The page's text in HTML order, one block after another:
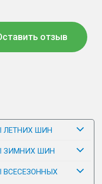
отзыв
ЛЕТНИХ ШИН
ЗИМНИХ ШИН
ВСЕСЕЗОННЫХ